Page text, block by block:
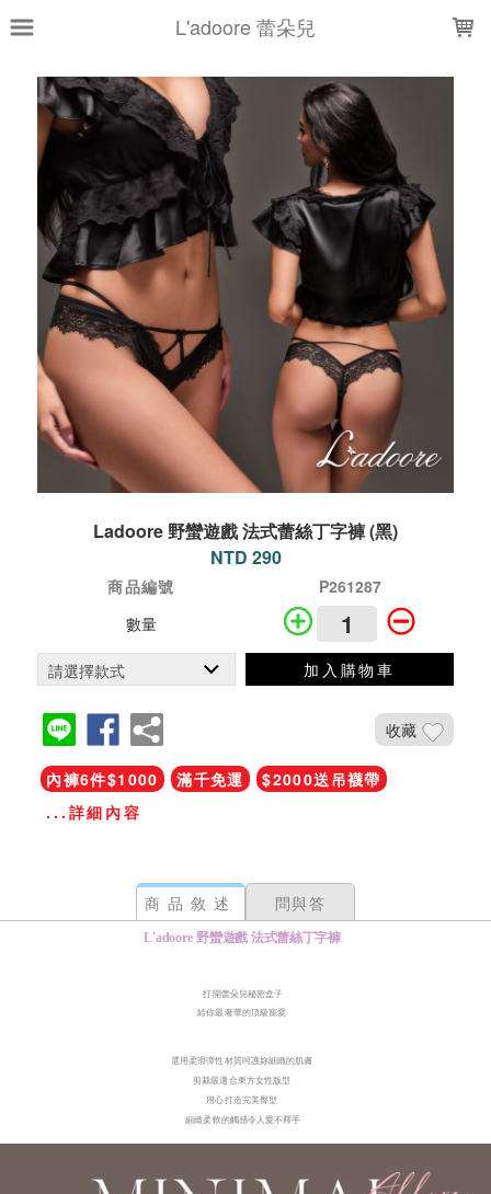
L'adoore 蕾朵兒
Ladoore 野蠻遊戲 法式蕾絲丁字褲 (黑)
NTD 290
商品編號
P261287
數量
加入購物車
收藏
內褲6件$1000 滿千免運
$2000送吊襪帶
...詳細內容
商品敘述 問與答